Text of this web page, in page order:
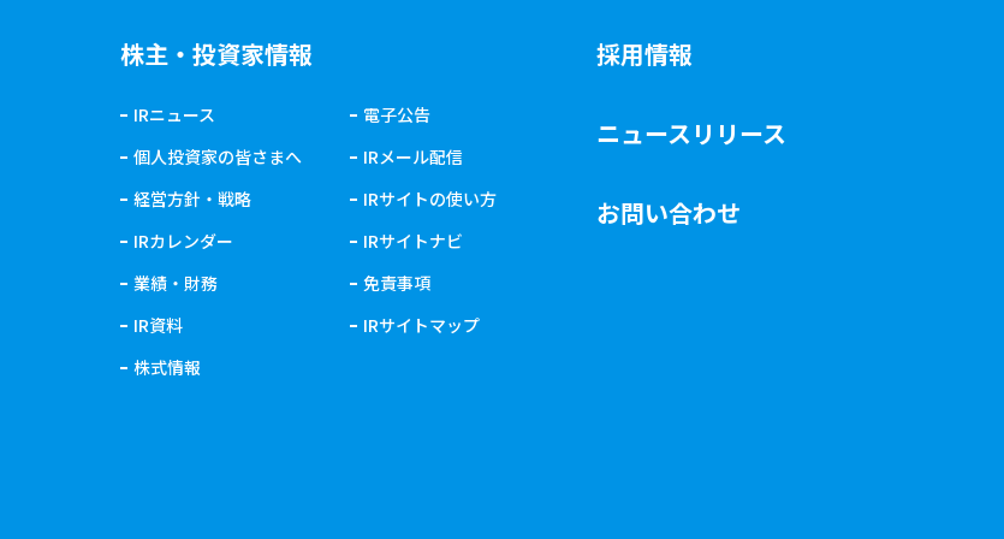
株主・投資家情報
IRニュース
個人投資家の皆さまへ
経営方針・戦略
IRカレンダー
業績・財務
IR資料
株式情報
電子公告
IRメール配信
IRサイトの使い方
IRサイトナビ
免責事項
IRサイトマップ
採用情報
ニュースリリース
お問い合わせ